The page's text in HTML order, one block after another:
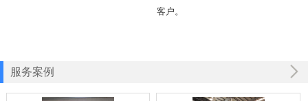
客户。
服务案例